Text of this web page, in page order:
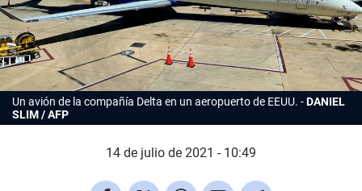
Un avión de la compañía Delta en un aeropuerto de EEUU.
DANIEL
SLIM / AFP
14 de julio de 2021 - 10:49